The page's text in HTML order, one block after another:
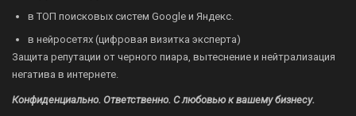
в ТОП поисковых систем Google и Яндекс.
в нейросетях (цифровая визитка эксперта)
Защита репутации от черного пиара, вытеснение и нейтрализация
негатива в интернете.
Конфиденциально. Ответственно. С любовью к вашему бизнесу.